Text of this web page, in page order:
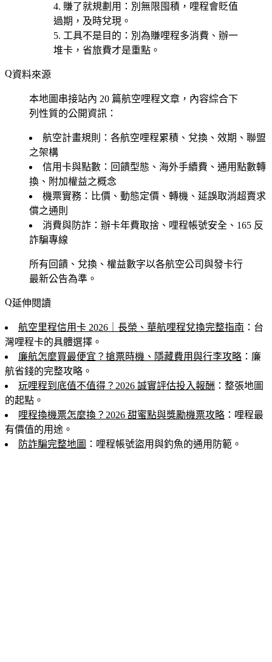
賺了就規劃用 ：別無限囤積，哩程會貶值
過期，及時兌現。
工具不是目的 ：別為賺哩程多消費、辦一
堆卡，省旅費才是重點。
資料來源
本地圖串接站內 20 篇航空哩程文章，內容綜合下
列性質的公開資訊：
航空計畫規則
：各航空哩程累積、兌換、效期、聯盟
之架構
信用卡與點數 ：回饋型態、海外手續費、通用點數轉
換、附加權益之概念
機票實務 ：比價、動態定價、轉機、延誤取消超賣求
償之通則
消費與防詐 ：辦卡年費取捨、哩程帳號安全、165 反
詐騙專線
所有回饋、兌換、權益數字以各航空公司與發卡行
最新公告為準。
延伸閱讀
航空里程信用卡 2026｜長榮、華航哩程兌換完整指南 ：台
灣哩程卡的具體選擇。
廉航怎麼買最便宜？搶票時機、隱藏費用與行李攻略 ：廉
航省錢的完整攻略。
玩哩程到底值不值得？2026 誠實評估投入報酬 ：整張地圖
的起點。
哩程換機票怎麼換？2026 甜蜜點與獎勵機票攻略 ：哩程最
有價值的用途。
防詐騙完整地圖 ：哩程帳號盜用與釣魚的通用防範。